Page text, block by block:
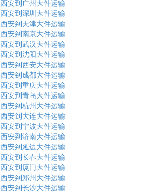
西安到广州大件运输
西安到深圳大件运输
西安到天津大件运输
西安到南京大件运输
西安到武汉大件运输
西安到沈阳大件运输
西安到西安大件运输
西安到成都大件运输
西安到重庆大件运输
西安到青岛大件运输
西安到杭州大件运输
西安到大连大件运输
西安到宁波大件运输
西安到济南大件运输
西安到延边大件运输
西安到长春大件运输
西安到厦门大件运输
西安到郑州大件运输
西安到长沙大件运输